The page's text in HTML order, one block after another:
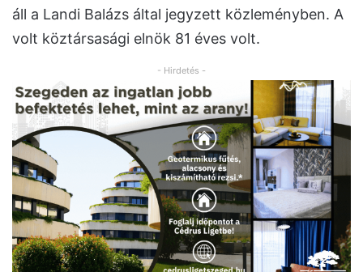
áll a Landi Balázs által jegyzett közleményben. A
volt köztársasági elnök 81 éves volt.
- Hirdetés -